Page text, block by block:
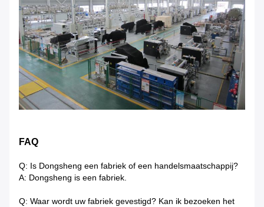
FAQ
Q: Is Dongsheng een fabriek of een handelsmaatschappij?
A: Dongsheng is een fabriek.
Q: Waar wordt uw fabriek gevestigd? Kan ik bezoeken het